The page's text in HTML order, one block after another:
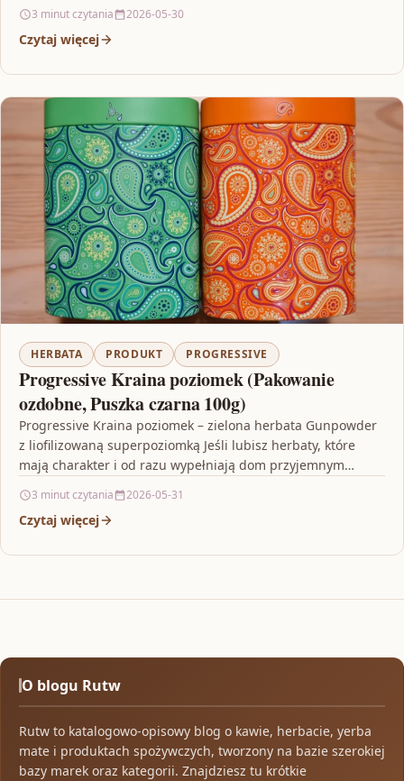
3 minut czytania 2026-05-30
Czytaj więcej
HERBATA PRODUKT PROGRESSIVE
Progressive Kraina poziomek (Pakowanie
ozdobne, Puszka czarna 100g)
Progressive Kraina poziomek – zielona herbata Gunpowder
z liofilizowaną superpoziomką Jeśli lubisz herbaty, które
mają charakter i od razu wypełniają dom przyjemnym
3 minut czytania 2026-05-31
Czytaj więcej
O blogu Rutw
Rutw to katalogowo-opisowy blog o kawie, herbacie, yerba
mate i produktach spożywczych, tworzony na bazie szerokiej
bazy marek oraz kategorii. Znajdziesz tu krótkie